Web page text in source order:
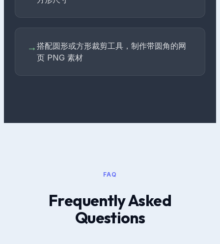
→搭配圆形或方形裁剪工具，制作带圆角的网
页 PNG 素材
FAQ
Frequently Asked
Questions